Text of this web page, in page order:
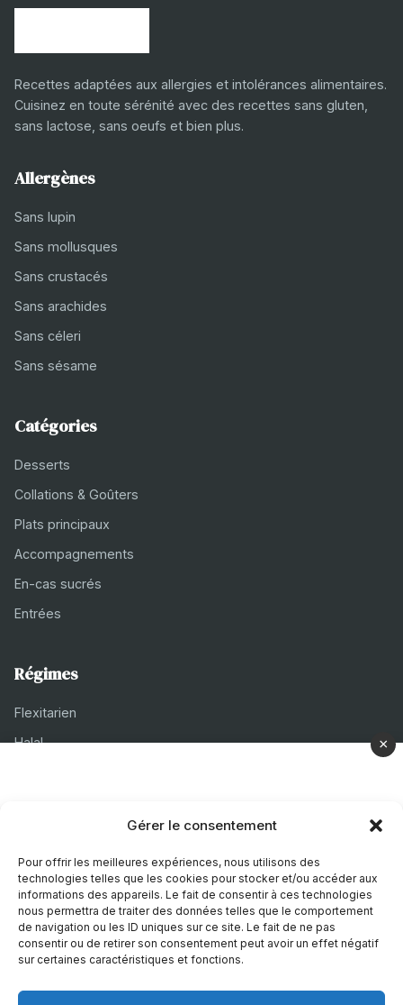
Gérer le consentement
Pour offrir les meilleures expériences, nous utilisons des
technologies telles que les cookies pour stocker et/ou accéder aux
informations des appareils. Le fait de consentir à ces technologies
nous permettra de traiter des données telles que le comportement
de navigation ou les ID uniques sur ce site. Le fait de ne pas
consentir ou de retirer son consentement peut avoir un effet négatif
sur certaines caractéristiques et fonctions.
Recettes adaptées aux allergies et intolérances alimentaires.
Cuisinez en toute sérénité avec des recettes sans gluten,
sans lactose, sans oeufs et bien plus.
Allergènes
Sans lupin
Sans mollusques
Sans crustacés
Sans arachides
Sans céleri
Sans sésame
Catégories
Desserts
Collations & Goûters
Plats principaux
Accompagnements
En-cas sucrés
Entrées
Régimes
Flexitarien
Halal
À propos
Mentions légales
Politique de confidentialité
Politique de cookies
×